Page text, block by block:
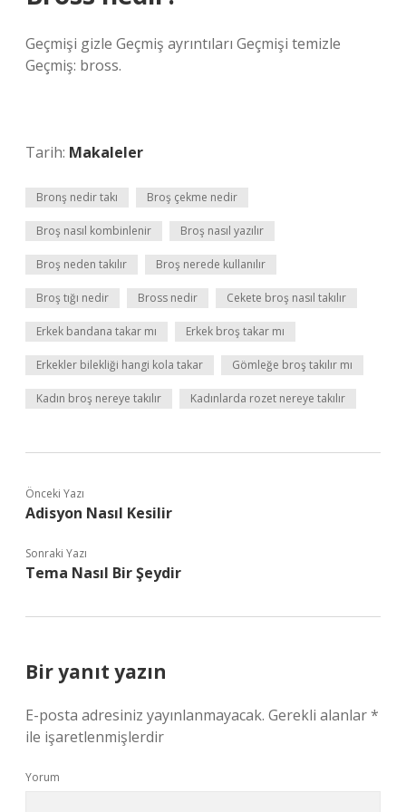
Geçmişi gizle Geçmiş ayrıntıları Geçmişi temizle
Geçmiş: bross.
Tarih: Makaleler
Bronş nedir takı Broş çekme nedir
Broş nasıl kombinlenir Broş nasıl yazılır
Broş neden takılır Broş nerede kullanılır
Broş tığı nedir Bross nedir Cekete broş nasıl takılır
Erkek bandana takar mı Erkek broş takar mı
Erkekler bilekliği hangi kola takar Gömleğe broş takılır mı
Kadın broş nereye takılır Kadınlarda rozet nereye takılır
Önceki Yazı
Adisyon Nasıl Kesilir
Sonraki Yazı
Tema Nasıl Bir Şeydir
Bir yanıt yazın
E-posta adresiniz yayınlanmayacak. Gerekli alanlar*
ile işaretlenmişlerdir
Yorum